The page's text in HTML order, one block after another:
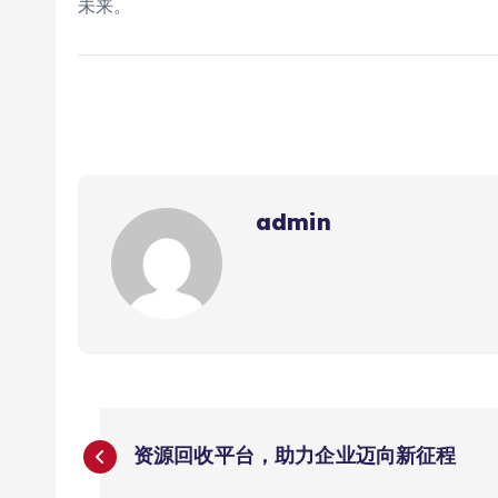
未来。
admin
文
资源回收平台，助力企业迈向新征程